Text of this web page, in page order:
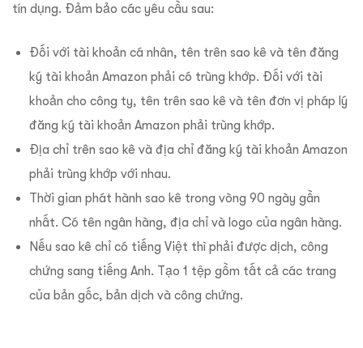
tín dụng. Đảm bảo các yêu cầu sau:
Đối với tài khoản cá nhân, tên trên sao kê và tên đăng
ký tài khoản Amazon phải có trùng khớp. Đối với tài
khoản cho công ty, tên trên sao kê và tên đơn vị pháp lý
đăng ký tài khoản Amazon phải trùng khớp.
Địa chỉ trên sao kê và địa chỉ đăng ký tài khoản Amazon
phải trùng khớp với nhau.
Thời gian phát hành sao kê trong vòng 90 ngày gần
nhất. Có tên ngân hàng, địa chỉ và logo của ngân hàng.
Nếu sao kê chỉ có tiếng Việt thì phải được dịch, công
chứng sang tiếng Anh. Tạo 1 tệp gồm tất cả các trang
của bản gốc, bản dịch và công chứng.